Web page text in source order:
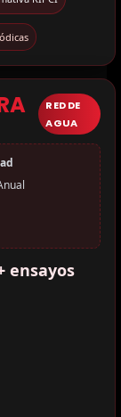
RED DE
AGUA
ensayos